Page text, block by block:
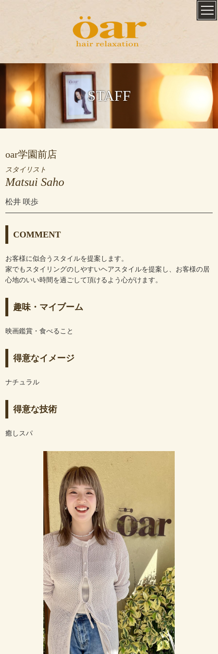
STAFF
oar学園前店
スタイリスト
Matsui Saho
松井 咲歩
COMMENT
お客様に似合うスタイルを提案します。
家でもスタイリングのしやすいヘアスタイルを提案し、お客様の居
心地のいい時間を過ごして頂けるよう心がけます。
趣味・マイブーム
映画鑑賞・食べること
得意なイメージ
ナチュラル
得意な技術
癒しスパ